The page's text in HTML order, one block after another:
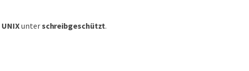
UNIXunterschreibgeschützt.